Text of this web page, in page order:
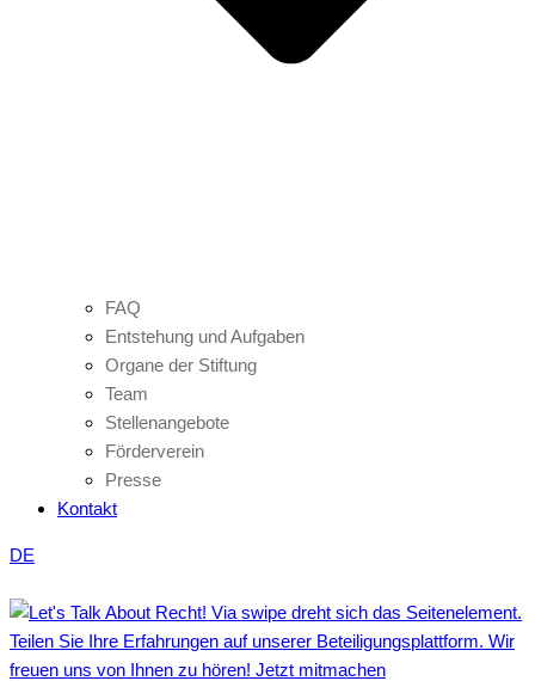
FAQ
Entstehung und Aufgaben
Organe der Stiftung
Team
Stellenangebote
Förderverein
Presse
Kontakt
DE
Teilen Sie Ihre Erfahrungen auf unserer Beteiligungsplattform. Wir
freuen uns von Ihnen zu hören! Jetzt mitmachen